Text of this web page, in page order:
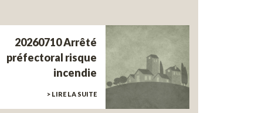
20260710 Arrêté
préfectoral risque
incendie
> LIRE LA SUITE